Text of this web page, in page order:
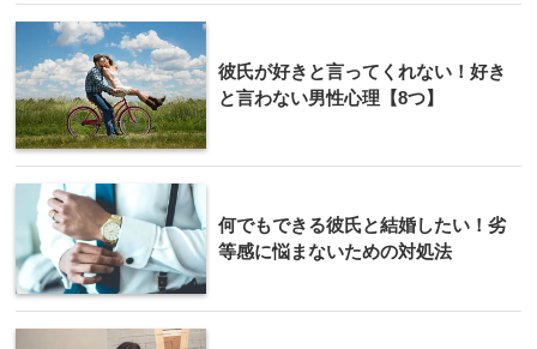
彼氏が好きと言ってくれない！好き
と言わない男性心理【8つ】
何でもできる彼氏と結婚したい！劣
等感に悩まないための対処法